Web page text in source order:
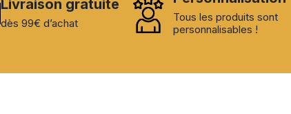
Livraison gratuite
dès 99€ d’achat
Tous les produits sont
personnalisables !